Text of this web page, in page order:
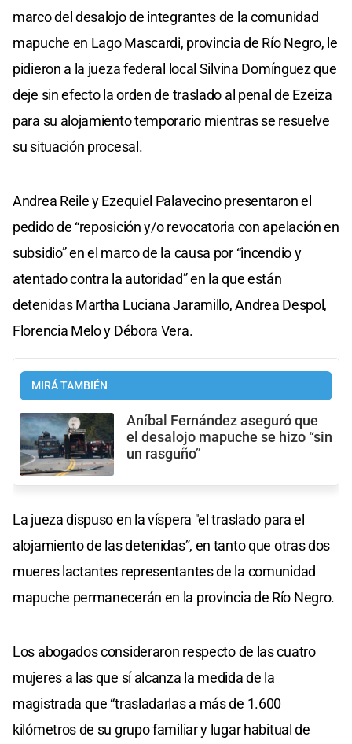
marco del desalojo de integrantes de la comunidad
mapuche en Lago Mascardi, provincia de Río Negro, le
pidieron a la jueza federal local Silvina Domínguez que
deje sin efecto la orden de traslado al penal de Ezeiza
para su alojamiento temporario mientras se resuelve
su situación procesal.
Andrea Reile y Ezequiel Palavecino presentaron el
pedido de “reposición y/o revocatoria con apelación en
subsidio” en el marco de la causa por “incendio y
atentado contra la autoridad” en la que están
detenidas Martha Luciana Jaramillo, Andrea Despol,
Florencia Melo y Débora Vera.
MIRÁ TAMBIÉN
Aníbal Fernández aseguró que
el desalojo mapuche se hizo “sin
un rasguño”
La jueza dispuso en la víspera "el traslado para el
alojamiento de las detenidas”, en tanto que otras dos
mueres lactantes representantes de la comunidad
mapuche permanecerán en la provincia de Río Negro.
Los abogados consideraron respecto de las cuatro
mujeres a las que sí alcanza la medida de la
magistrada que “trasladarlas a más de 1.600
kilómetros de su grupo familiar y lugar habitual de